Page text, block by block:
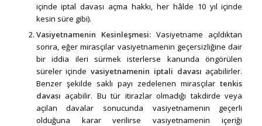
içinde iptal davası açma hakkı, her hâlde 10 yıl içinde
kesin süre gibi).
Vasiyetnamenin Kesinleşmesi:Vasiyetname açıldıktan
sonra, eğer mirasçılar vasiyetnamenin geçersizliğine dair
bir iddia ileri sürmek isterlerse kanunda öngörülen
süreler içindevasiyetnamenin iptali davası açabilirler.
Benzer şekilde saklı payı zedelenen mirasçılartenkis
davası açabilir. Bu tür itirazlar olmadığı takdirde veya
açılan davalar sonucunda vasiyetnamenin geçerli
olduğuna karar verilirse vasiyetnamenin içeriği